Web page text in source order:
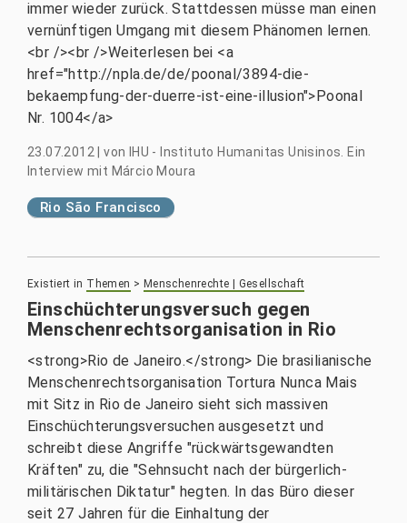
immer wieder zurück. Stattdessen müsse man einen
vernünftigen Umgang mit diesem Phänomen lernen.
<br /><br />Weiterlesen bei <a
href="http://npla.de/de/poonal/3894-die-
bekaempfung-der-duerre-ist-eine-illusion">Poonal
Nr. 1004</a>
23.07.2012 |von
IHU - Instituto Humanitas Unisinos. Ein
Interview mit Márcio Moura
Rio São Francisco
Existiert in Themen > Menschenrechte | Gesellschaft
Einschüchterungsversuch gegen
Menschenrechtsorganisation in Rio
<strong>Rio de Janeiro.</strong> Die brasilianische
Menschenrechtsorganisation Tortura Nunca Mais
mit Sitz in Rio de Janeiro sieht sich massiven
Einschüchterungsversuchen ausgesetzt und
schreibt diese Angriffe "rückwärtsgewandten
Kräften" zu, die "Sehnsucht nach der bürgerlich-
militärischen Diktatur" hegten. In das Büro dieser
seit 27 Jahren für die Einhaltung der